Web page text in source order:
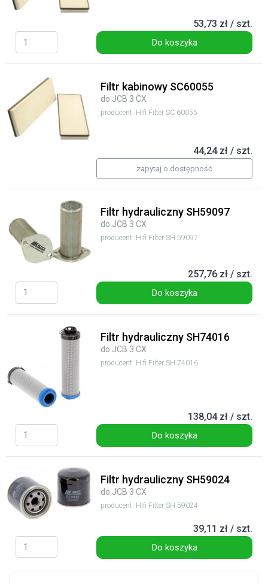
53,73 zł / szt.
Do koszyka
Filtr kabinowy SC60055
do JCB 3 CX
producent: Hifi Filter SC 60055
44,24 zł / szt.
zapytaj o dostępność
Filtr hydrauliczny SH59097
do JCB 3 CX
producent: Hifi Filter SH 59097
257,76 zł / szt.
Do koszyka
Filtr hydrauliczny SH74016
do JCB 3 CX
producent: Hifi Filter SH 74016
138,04 zł / szt.
Do koszyka
Filtr hydrauliczny SH59024
do JCB 3 CX
producent: Hifi Filter SH 59024
39,11 zł / szt.
Do koszyka